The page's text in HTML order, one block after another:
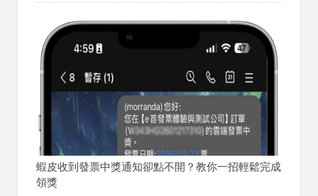
蝦皮收到發票中獎通知卻點不開？教你一招輕鬆完成
領獎